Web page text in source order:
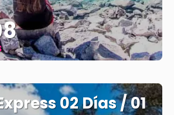
02 Días / 01